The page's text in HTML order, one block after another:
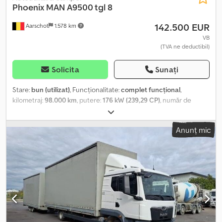
Aarschot 1.578 km
Phoenix MAN A9500 tgl 8
142.500 EUR
VB
(TVA ne deductibil)
Solicita Sunați
Stare: bun (utilizat), Funcționalitate:complet funcțional,
kilometraj:98.000 km , putere:176 kW (239,29 CP) , număr de
, tip combustibil:
angrenaj:automat, culoare:roșu, prima înmatriculare:04/2009,
, lungime totală:
360 mm
numărul de proprietari anteriori:1, An de fabricație:
, Număr
de camere: 2, Dotări:
aer condiționat, antena satelit, baie,
bucătărie la bord, cuplaj remorcă, duș, marchiză, pilot automat
de viteză, program electronic de stabilitate (ESP), proiectoare
de ceață, vehicul pentru nefumători, încălzire scaun, Oferim
spre vânzare rulota noastră. În prezent, aceasta este încă utilizată
pentru activități sportive cu motociclete. Suntem foarte
Anunț mic